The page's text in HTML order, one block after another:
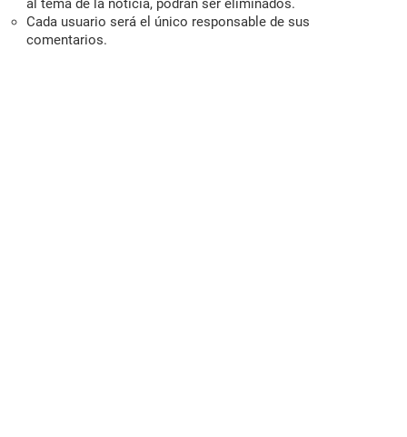
al tema de la noticia, podrán ser eliminados.
Cada usuario será el único responsable de sus
comentarios.